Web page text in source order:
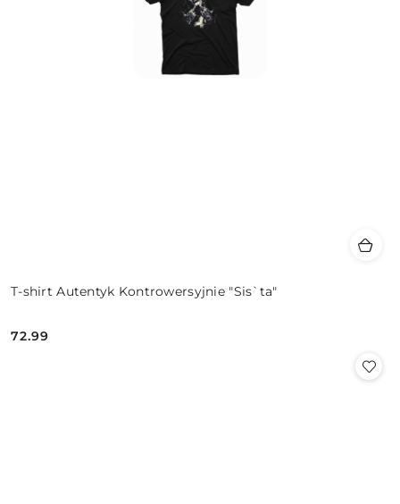
T-shirt Autentyk Kontrowersyjnie "Sis`ta"
Cena:
72.99